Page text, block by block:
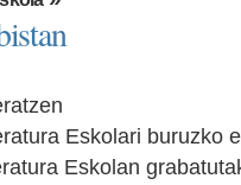
Eskolari buruzko
Eskolan